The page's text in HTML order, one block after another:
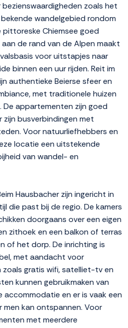
zoals het
wandelgebied rondom
Chiemsee goed
aan de rand van de Alpen maakt
voor uitstapjes naar
binnen een uur rijden. Reit im
authentieke Beierse sfeer en
met traditionele huizen
De appartementen zijn goed
busverbindingen met
Voor natuurliefhebbers en
locatie een uitstekende
van wandel- en
Hausbacher zijn ingericht in
die past bij de regio. De kamers
doorgaans over een eigen
zithoek en een balkon of terras
of het dorp. De inrichting is
met aandacht voor
gratis wifi, satelliet-tv en
kunnen gebruikmaken van
accommodatie en er is vaak een
kan ontspannen. Voor
met meerdere